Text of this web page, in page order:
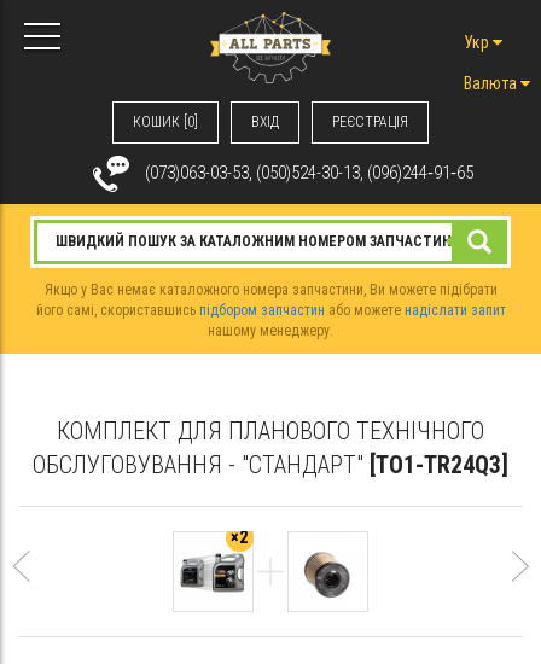
КОШИК [0] ВХIД РЕЄСТРАЦІЯ
Укр
Валюта
(073)063-03-53, (050)524-30-13, (096)244‑91‑65
Якщо у Вас немає каталожного номера запчастини, Ви можете підібрати
його самі, скориставшись підбором запчастин або можете надіслати запит
нашому менеджеру.
КОМПЛЕКТ ДЛЯ ПЛАНОВОГО ТЕХНІЧНОГО
ОБСЛУГОВУВАННЯ - "СТАНДАРТ" [TO1-TR24Q3]
×2